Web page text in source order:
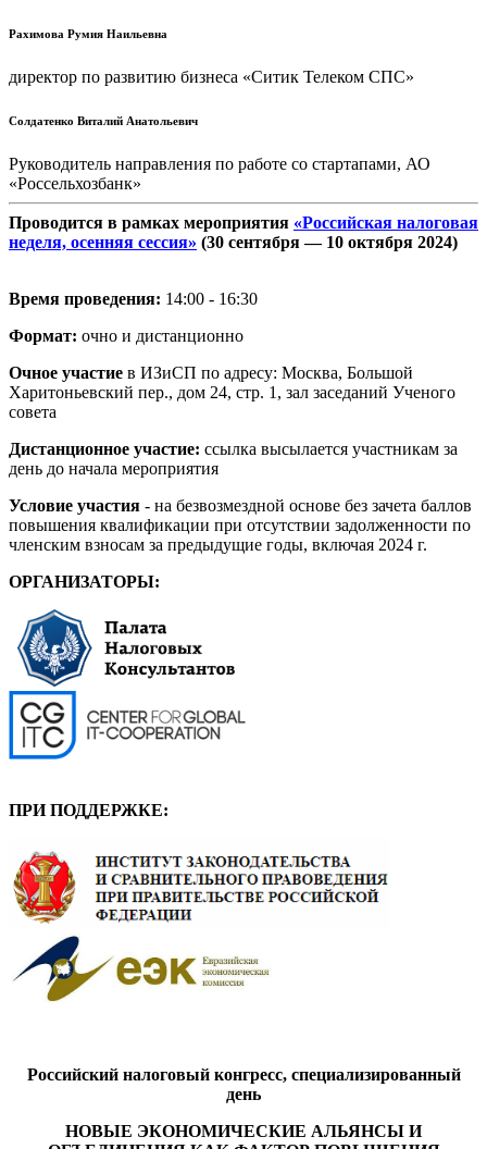
Рахимова Румия Наильевна
директор по развитию бизнеса «Ситик Телеком СПС»
Солдатенко Виталий Анатольевич
Руководитель направления по работе со стартапами, АО
«Россельхозбанк»
Проводится в рамках мероприятия «Российская налоговая
неделя, осенняя сессия» (30 сентября — 10 октября 2024)
Время проведения: 14:00 - 16:30
Формат: очно и дистанционно
Очное участие в ИЗиСП по адресу: Москва, Большой
Харитоньевский пер., дом 24, стр. 1, зал заседаний Ученого
совета
Дистанционное участие: ссылка высылается участникам за
день до начала мероприятия
Условие участия - на безвозмездной основе без зачета баллов
повышения квалификации при отсутствии задолженности по
членским взносам за предыдущие годы, включая 2024 г.
ОРГАНИЗАТОРЫ:
ПРИ ПОДДЕРЖКЕ:
Российский налоговый конгресс, специализированный
день
НОВЫЕ ЭКОНОМИЧЕСКИЕ АЛЬЯНСЫ И